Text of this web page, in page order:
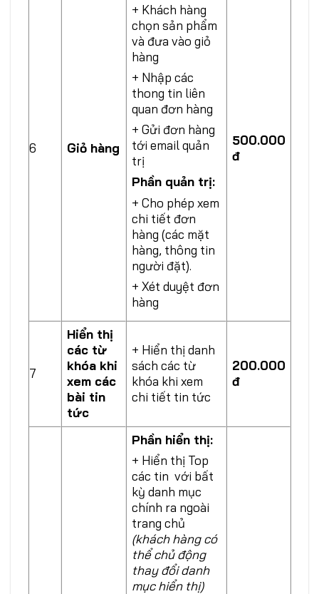
6 Giỏ hàng
+ Khách hàng
chọn sản phẩm
và đưa vào giỏ
hàng
+ Nhập các
thong tin liên
quan đơn hàng
+ Gửi đơn hàng
tới email quản
trị
Phần quản trị:
+ Cho phép xem
chi tiết đơn
hàng (các mặt
hàng, thông tin
người đặt).
+ Xét duyệt đơn
hàng
500.000
đ
7
Hiển thị
các từ
khóa khi
xem các
bài tin
tức
+ Hiển thị danh
sách các từ
khóa khi xem
chi tiết tin tức
200.000
đ
Phần hiển thị:
+ Hiển thị Top
các tin với bất
kỳ danh mục
chính ra ngoài
trang chủ
(khách hàng có
thể chủ động
thay đổi danh
mục hiển thị)